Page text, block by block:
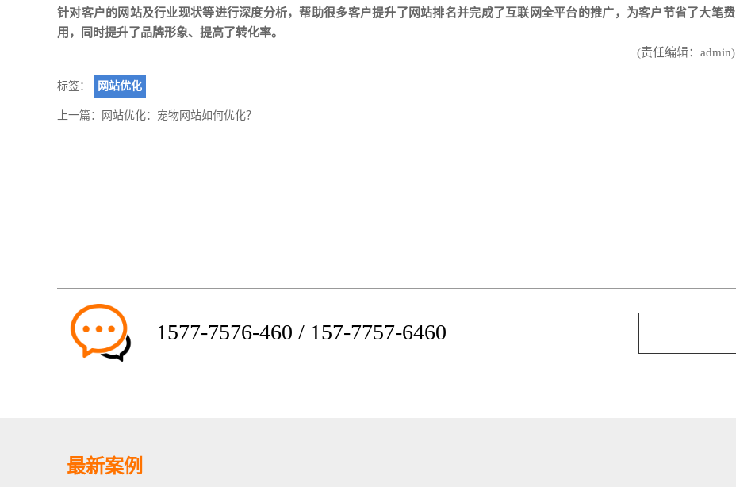
针对客户的网站及行业现状等进行深度分析，帮助很多客户提升了网站排名并完成了互联网全平台的推广，为客户节省了大笔费
用，同时提升了品牌形象、提高了转化率。
(责任编辑：admin)
标签： 网站优化
上一篇： 网站优化：宠物网站如何优化？
1577-7576-460 / 157-7757-6460
最新案例